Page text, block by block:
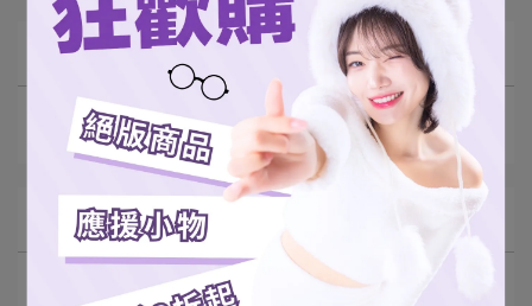
文章分類
桃氣女孩 陳柏良 足球 張泰山 棒球
最新動態